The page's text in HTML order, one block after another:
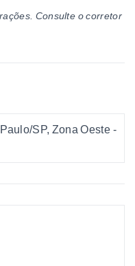
Consulte o corretor
SP, Zona Oeste -